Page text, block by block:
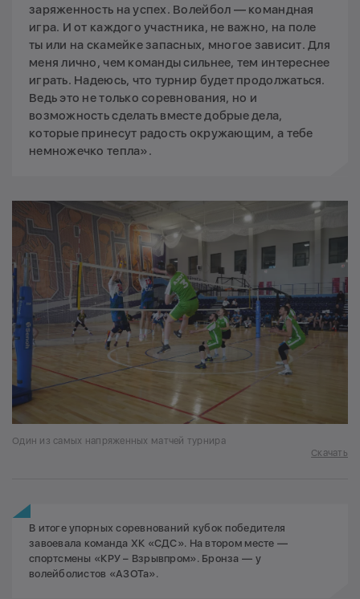
заряженность на успех. Волейбол — командная
игра. И от каждого участника, не важно, на поле
ты или на скамейке запасных, многое зависит. Для
меня лично, чем команды сильнее, тем интереснее
играть. Надеюсь, что турнир будет продолжаться.
Ведь это не только соревнования, но и
возможность сделать вместе добрые дела,
которые принесут радость окружающим, а тебе
немножечко тепла».
Один из самых напряженных матчей турнира
Скачать
В итоге упорных соревнований кубок победителя
завоевала команда ХК «СДС». На втором месте —
спортсмены «КРУ – Взрывпром». Бронза — у
волейболистов «АЗОТа».